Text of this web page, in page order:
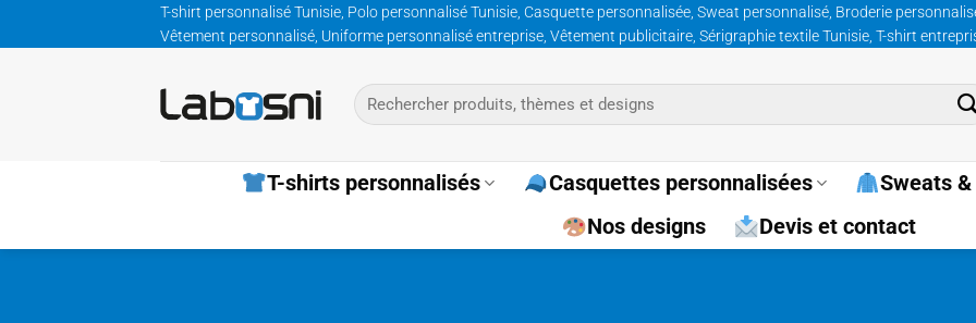
au
T-shirt personnalisé Tunisie, Polo personnalisé Tunisie, Casquette personnalisée, Sweat personnalisé, Broderie
Vêtement personnalisé, Uniforme personnalisé entreprise, Vêtement publicitaire, Sérigraphie textile Tunisie, T-shirt
Recherche
pour :
T-shirts personnalisés Casquettes personnalisées
Sweats
Nos designs
Devis et contact